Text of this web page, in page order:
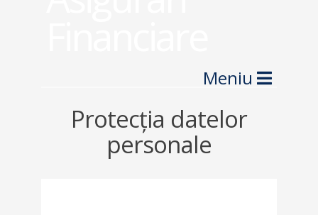
Protecţia datelor
personale